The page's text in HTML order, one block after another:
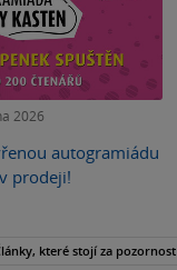
2026
autogramiádu
prodeji!
které stojí za pozornost